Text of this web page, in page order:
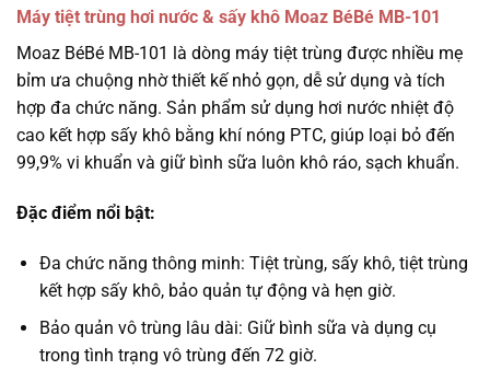
Máy tiệt trùng hơi nước & sấy khô Moaz BéBé MB-101
Moaz BéBé MB-101 là dòng máy tiệt trùng được nhiều mẹ
bỉm ưa chuộng nhờ thiết kế nhỏ gọn, dễ sử dụng và tích
hợp đa chức năng. Sản phẩm sử dụng hơi nước nhiệt độ
cao kết hợp sấy khô bằng khí nóng PTC, giúp loại bỏ đến
99,9% vi khuẩn và giữ bình sữa luôn khô ráo, sạch khuẩn.
Đặc điểm nổi bật:
Đa chức năng thông minh: Tiệt trùng, sấy khô, tiệt trùng
kết hợp sấy khô, bảo quản tự động và hẹn giờ.
Bảo quản vô trùng lâu dài: Giữ bình sữa và dụng cụ
trong tình trạng vô trùng đến 72 giờ.